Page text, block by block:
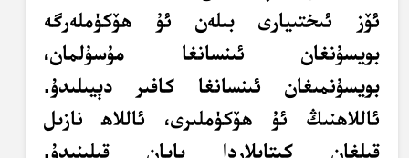
ئۆز ئىختىيارى بىلەن ئۇ ھۆكۈملەرگە
بويسۇنغان ئىنسانغا مۇسۇلمان،
بويسۇنمىغان ئىنسانغا كافىر دېيىلىدۇ.
ئاللاھنىڭ ئۇ ھۆكۈملىرى، ئاللاھ نازىل
قىلغان كىتابلاردا بايان قىلىنىدۇ.